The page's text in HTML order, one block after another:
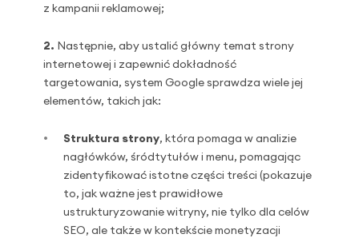
z kampanii reklamowej;
2. Następnie, aby ustalić główny temat strony
internetowej i zapewnić dokładność
targetowania, system Google sprawdza wiele jej
elementów, takich jak:
Struktura strony, która pomaga w analizie
nagłówków, śródtytułów i menu, pomagając
zidentyfikować istotne części treści (pokazuje
to, jak ważne jest prawidłowe
ustrukturyzowanie witryny, nie tylko dla celów
SEO, ale także w kontekście monetyzacji